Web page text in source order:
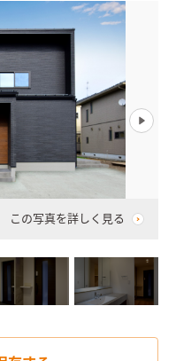
この写真を詳しく見る